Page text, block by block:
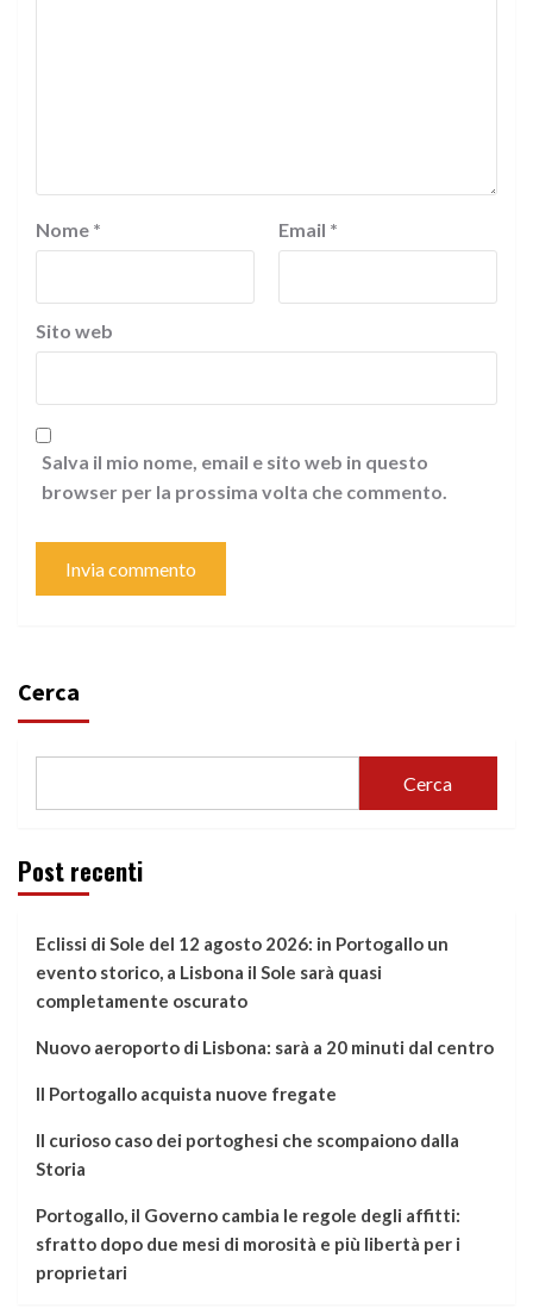
Nome * Email *
Sito web
Salva il mio nome, email e sito web in questo
browser per la prossima volta che commento.
Cerca
Cerca
Post recenti
Eclissi di Sole del 12 agosto 2026: in Portogallo un
evento storico, a Lisbona il Sole sarà quasi
completamente oscurato
Nuovo aeroporto di Lisbona: sarà a 20 minuti dal centro
Il Portogallo acquista nuove fregate
Il curioso caso dei portoghesi che scompaiono dalla
Storia
Portogallo, il Governo cambia le regole degli affitti:
sfratto dopo due mesi di morosità e più libertà per i
proprietari